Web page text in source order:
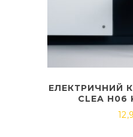
ЕЛЕКТРИЧНИЙ
CLEA H06